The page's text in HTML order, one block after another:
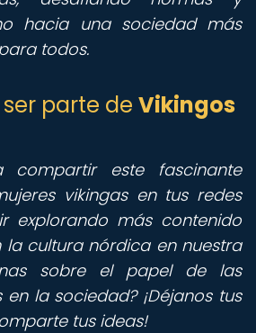
hacia una sociedad más
todos.
ser parte de Vikingos
compartir este fascinante
vikingas en tus redes
explorando más contenido
cultura nórdica en nuestra
sobre el papel de las
la sociedad? ¡Déjanos tus
tus ideas!